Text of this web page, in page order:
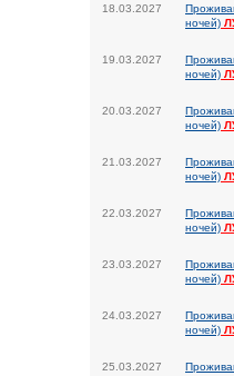
18.03.2027
ночей)
19.03.2027
ночей)
20.03.2027
ночей)
21.03.2027
ночей)
22.03.2027
ночей)
23.03.2027
ночей)
24.03.2027
ночей)
25.03.2027